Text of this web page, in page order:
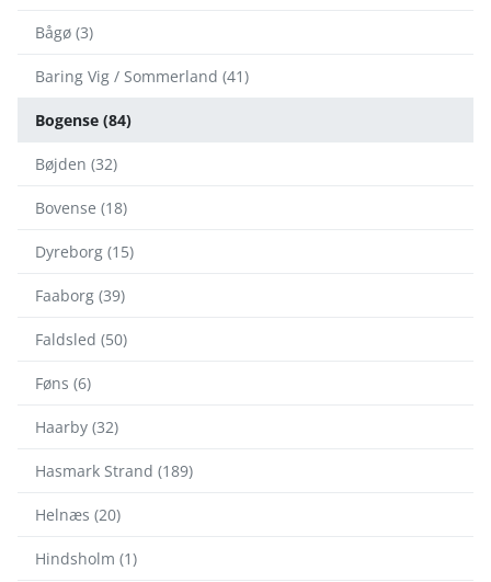
Bågø (3)
Baring Vig / Sommerland (41)
Bogense (84)
Bøjden (32)
Bovense (18)
Dyreborg (15)
Faaborg (39)
Faldsled (50)
Føns (6)
Haarby (32)
Hasmark Strand (189)
Helnæs (20)
Hindsholm (1)